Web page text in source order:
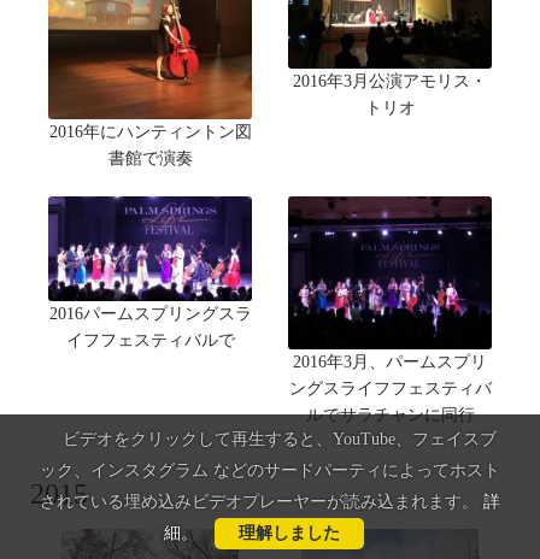
2016年にハンティントン図
書館で演奏
2016年3月公演アモリス・
トリオ
2016パームスプリングスラ
イフフェスティバルで
2016年3月、パームスプリ
ングスライフフェスティバ
ルでサラチャンに同行
2015
ビデオをクリックして再生すると、YouTube、フェイスブ
ック、インスタグラム などのサードパーティによってホスト
されている埋め込みビデオプレーヤーが読み込まれます。 詳
細 。 理解しました